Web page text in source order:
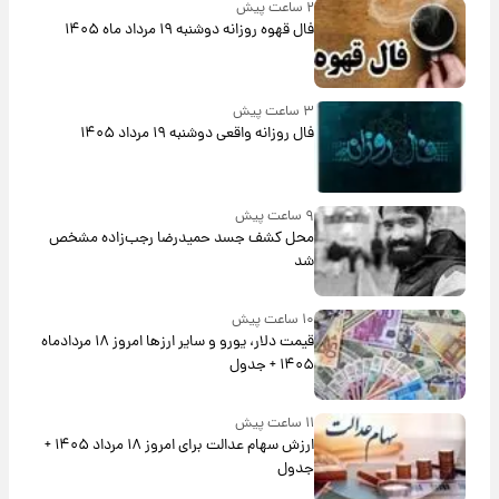
۲ ساعت پیش
فال قهوه روزانه دوشنبه ۱۹ مرداد ماه ۱۴۰۵
فال روزانه واقعی دوشنبه ۱۹ مرداد ۱۴۰۵
۹ ساعت پیش
محل کشف جسد حمیدرضا رجب‌زاده مشخص
شد
۱۰ ساعت پیش
قیمت دلار، یورو و سایر ارزها امروز ۱۸ مردادماه
۱۴۰۵ + جدول
۱۱ ساعت پیش
ارزش سهام عدالت برای امروز ۱۸ مرداد ۱۴۰۵ +
جدول